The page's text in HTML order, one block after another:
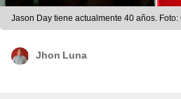
Jason Day tiene actualmente 40 años.
Jhon Luna